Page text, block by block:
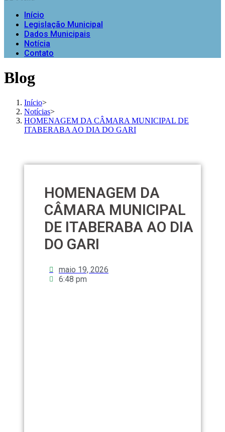
Início
Legislação Municipal
Dados Municipais
Notícia
Contato
Blog
Início>
Notícias>
HOMENAGEM DA CÂMARA MUNICIPAL DE
ITABERABA AO DIA DO GARI
HOMENAGEM DA
CÂMARA MUNICIPAL
DE ITABERABA AO DIA
DO GARI
maio 19, 2026
6:48 pm